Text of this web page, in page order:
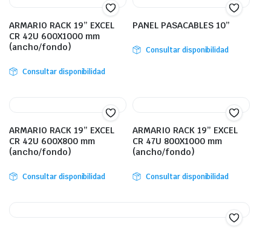
ARMARIO RACK 19” EXCEL
CR 42U 600X1000 mm
(ancho/fondo)
Consultar disponibilidad
PANEL PASACABLES 10”
Consultar disponibilidad
ARMARIO RACK 19” EXCEL
CR 42U 600X800 mm
(ancho/fondo)
Consultar disponibilidad
ARMARIO RACK 19” EXCEL
CR 47U 800X1000 mm
(ancho/fondo)
Consultar disponibilidad